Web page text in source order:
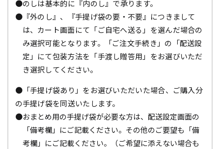
●のしは基本的に『内のし』で承ります。
●『外のし』、『手提げ袋の要・不要』につきまして
は、カート画面にて「ご自宅へ送る」を選んだ場合の
み選択可能となります。「ご注文手続き」の「配送設
定」にて包装方法を「手渡し贈答用」をお選びいただ
き選択してください。
●「手提げ袋あり」をお選びいただいた場合、ご購入分
の手提げ袋を同送いたします。
●おまとめ用の手提げ袋が必要な方は、配送設定画面の
「備考欄」にご記載ください。その他のご要望も「備
考欄」にご記載ください。（ご希望に添えない場合も